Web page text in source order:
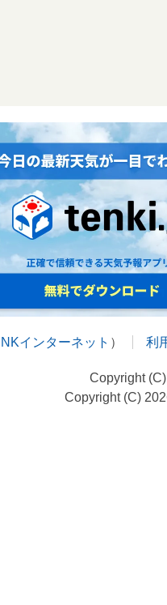
インターネット ） 利
Copyright
Copyright (C)